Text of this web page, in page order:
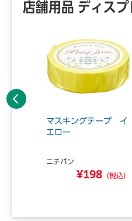
店舗用品 ディス
マスキングテープ イ
エロー
ニチバン
¥198 （税込）
前へ